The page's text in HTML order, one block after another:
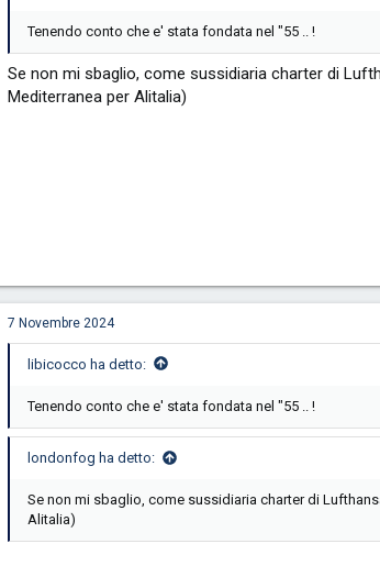
Tenendo conto che e' stata fondata nel "55 .. !
Se non mi sbaglio, come sussidiaria charter di
Mediterranea per Alitalia)
7 Novembre 2024
libicocco ha detto:
Tenendo conto che e' stata fondata nel "55 .. !
londonfog ha detto:
Se non mi sbaglio, come sussidiaria charter di
Alitalia)